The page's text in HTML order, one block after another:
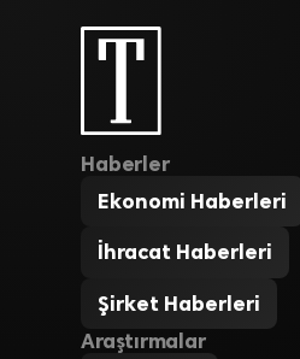
Haberler
Ekonomi Haberleri
İhracat Haberleri
Şirket Haberleri
Araştırmalar